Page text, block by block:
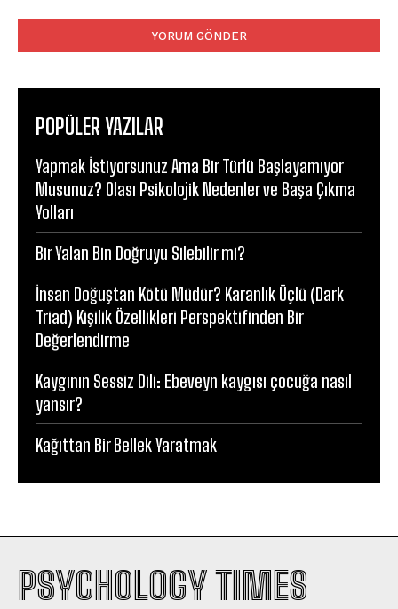
POPÜLER YAZILAR
Yapmak İstiyorsunuz Ama Bir Türlü Başlayamıyor
Musunuz? Olası Psikolojik Nedenler ve Başa Çıkma
Yolları
Bir Yalan Bin Doğruyu Silebilir mi?
İnsan Doğuştan Kötü Müdür? Karanlık Üçlü (Dark
Triad) Kişilik Özellikleri Perspektifinden Bir
Değerlendirme
Kaygının Sessiz Dili: Ebeveyn kaygısı çocuğa nasıl
yansır?
Kağıttan Bir Bellek Yaratmak
PSYCHOLOGY TIMES